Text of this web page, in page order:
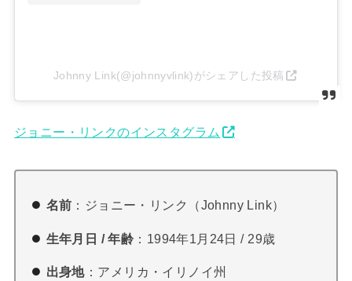
Johnny Link(@johnnyvlink)がシェアした投稿
ジョニー・リンクのインスタグラム
名前 ：ジョニー・リンク（Johnny Link）
生年月日 / 年齢 ：1994年1月24日 / 29歳
出身地：アメリカ・イリノイ州